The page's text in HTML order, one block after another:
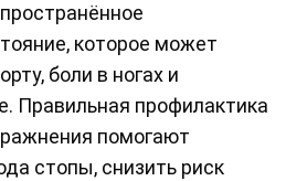
которое может
боли в ногах и
Правильная профилактика
помогают
стопы, снизить риск